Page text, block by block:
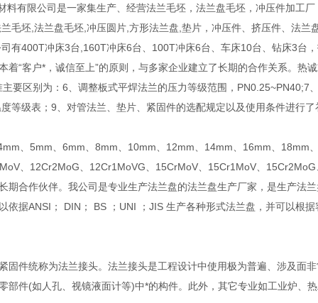
有限公司是一家集生产、经营法兰毛坯，法兰盘毛坯，冲压件加工
毛坯,法兰盘毛坯,冲压圆片,方形法兰盘,垫片，冲压件、挤压件、法
有400T冲床3台,160T冲床6台、100T冲床6台、车床10台、钻床3台
着“客户*，诚信至上”的原则，与多家企业建立了长期的合作关系。热
主要区别为：6、调整板式平焊法兰的压力等级范围，
等级表；9、对管法兰、垫片、紧固件的选配规定以及使用条件进行
、5mm、6mm、8mm、10mm、12mm、14mm、16mm、18mm
、12Cr2MoG、12Cr1MoVG、15CrMoV、15Cr1MoV、
期合作伙伴。我公司是专业生产法兰盘的法兰盘生产厂家，是生产法
依据ANSI； DIN； BS ；UNI ；JIS 生产各种形式法兰盘，并可以
固件统称为法兰接头。法兰接头是工程设计中使用极为普遍、涉及面
部件(如人孔、视镜液面计等)中*的构件。此外，其它专业如工业炉、